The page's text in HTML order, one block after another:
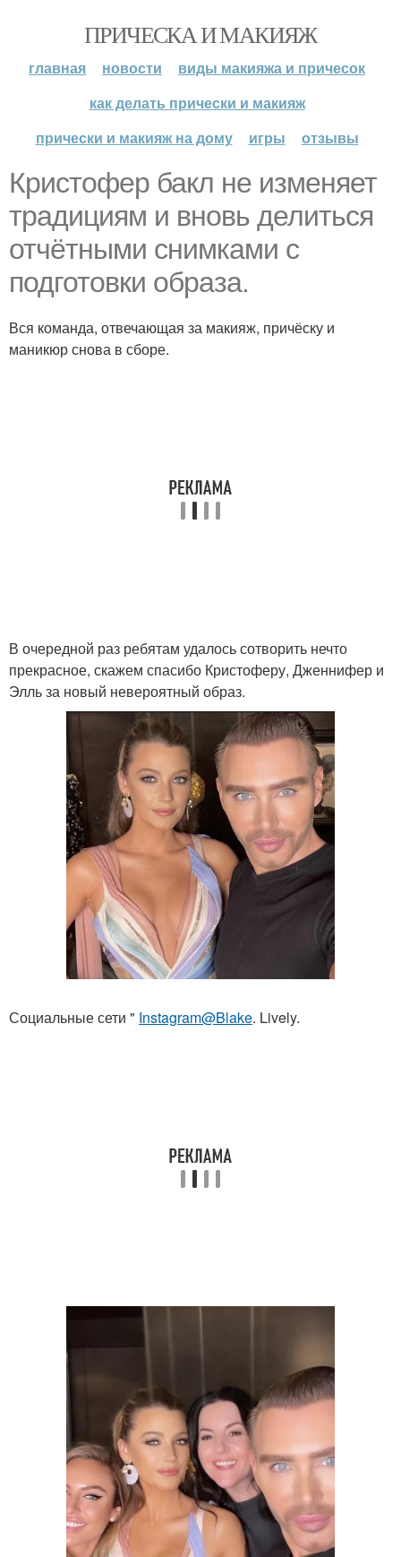
ПРИЧЕСКА И МАКИЯЖ
главная новости
виды макияжа и причесок
как делать прически и макияж
прически и макияж на дому
игры отзывы
Кристофер бакл не изменяет
традициям и вновь делиться
отчётными снимками с
подготовки образа.
Вся команда, отвечающая за макияж, причёску и
маникюр снова в сборе.
В очередной раз ребятам удалось сотворить нечто
прекрасное, скажем спасибо Кристоферу, Дженнифер и
Элль за новый невероятный образ.
Социальные сети " Instagram@Blake. Lively.